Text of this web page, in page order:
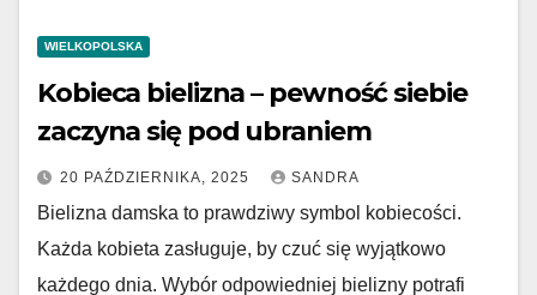
WIELKOPOLSKA
Kobieca bielizna – pewność siebie
zaczyna się pod ubraniem
20 PAŹDZIERNIKA, 2025 SANDRA
Bielizna damska to prawdziwy symbol kobiecości.
Każda kobieta zasługuje, by czuć się wyjątkowo
każdego dnia. Wybór odpowiedniej bielizny potrafi